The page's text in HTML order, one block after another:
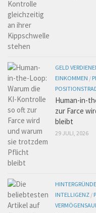
GELD
EINKOMMEN /
Human-in-
zur Farce
bleibt
29 JULI, 2026
INTELLIGENZ /